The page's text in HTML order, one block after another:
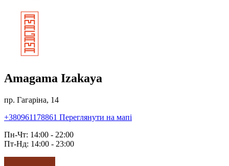
Amagama Izakaya
пр. Гагаріна, 14
+380961178861 Переглянути на мапі
Пн-Чт: 14:00 - 22:00
Пт-Нд: 14:00 - 23:00